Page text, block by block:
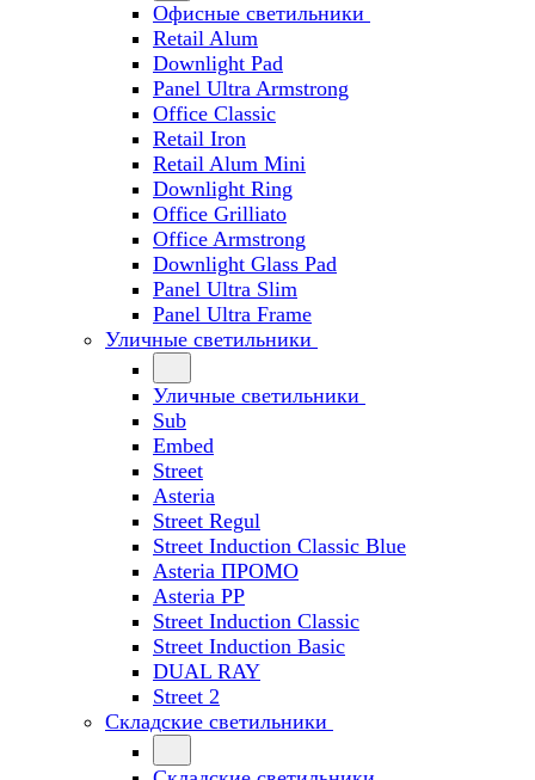
Офисные светильники
Retail Alum
Downlight Pad
Panel Ultra Armstrong
Office Classic
Retail Iron
Retail Alum Mini
Downlight Ring
Office Grilliato
Office Armstrong
Downlight Glass Pad
Panel Ultra Slim
Panel Ultra Frame
Уличные светильники
Уличные светильники
Sub
Embed
Street
Asteria
Street Regul
Street Induction Classic Blue
Asteria ПРОМО
Asteria PP
Street Induction Classic
Street Induction Basic
DUAL RAY
Street 2
Складские светильники